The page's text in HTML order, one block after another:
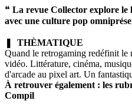
❝ La revue Collector explore le
avec une culture pop
THÈMATIQUE
Quand le retrogaming redéfinit le
vidéo. Littérature, cinéma,
d'arcade au pixel art. Un
À retrouver également : les
Compil